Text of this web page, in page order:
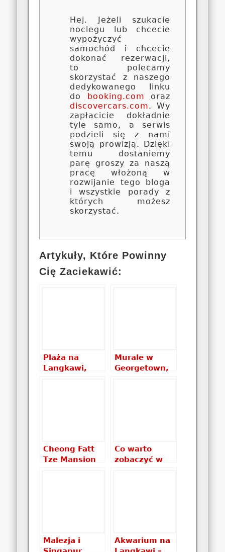
Hej. Jeżeli szukacie
noclegu lub chcecie
wypożyczyć
samochód i chcecie
dokonać rezerwacji,
to polecamy
skorzystać z naszego
dedykowanego linku
do
booking.com oraz
discovercars.com. Wy
zapłacicie dokładnie
tyle samo, a serwis
podzieli się z nami
swoją prowizją. Dzięki
temu dostaniemy
parę groszy za naszą
pracę włożoną w
rozwijanie tego bloga
i wszystkie porady z
których możesz
skorzystać.
Artykuły, Które Powinny
Cię Zaciekawić:
Plaża na
Langkawi,
Murale w
Georgetown,
Cheong Fatt
Tze Mansion
Co warto
zobaczyć w
Malezja i
Akwarium na